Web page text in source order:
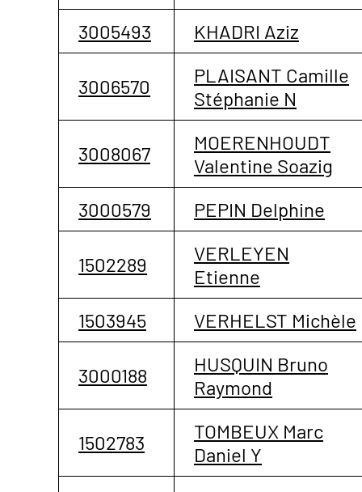
3005493
KHADRI Aziz
3006570
PLAISANT Camille
Stéphanie N
3008067
MOERENHOUDT
Valentine Soazig
3000579
PEPIN Delphine
1502289
VERLEYEN
Etienne
1503945
VERHELST Michèle
3000188
HUSQUIN Bruno
Raymond
1502783
TOMBEUX Marc
Daniel Y